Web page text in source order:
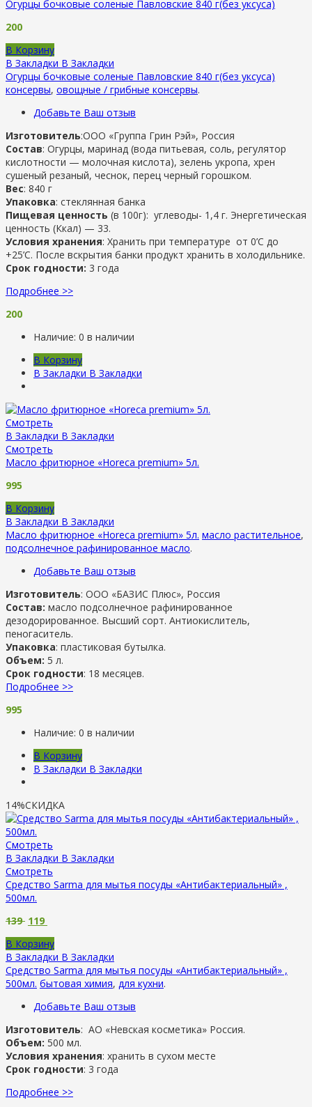
Огурцы бочковые соленые Павловские 840 г(без уксуса)
200
В Корзину
В Закладки В Закладки
Огурцы бочковые соленые Павловские 840 г(без уксуса)
консервы, овощные / грибные консервы.
Добавьте Ваш отзыв
Изготовитель:ООО «Группа Грин Рэй», Россия
Состав: Огурцы, маринад (вода питьевая, соль, регулятор
кислотности — молочная кислота), зелень укропа, хрен
сушеный резаный, чеснок, перец черный горошком.
Вес: 840 г
Упаковка: стеклянная банка
Пищевая ценность (в 100г): углеводы- 1,4 г. Энергетическая
ценность (Ккал) — 33.
Условия хранения: Хранить при температуре от 0’C до
+25’C. После вскрытия банки продукт хранить в холодильнике.
Срок годности: 3 года
Подробнее >>
200
Наличие: 0 в наличии
В Корзину
В Закладки В Закладки
Смотреть
В Закладки В Закладки
Смотреть
Масло фритюрное «Horeсa premium» 5л.
995
В Корзину
В Закладки В Закладки
Масло фритюрное «Horeсa premium» 5л. масло растительное,
подсолнечное рафинированное масло.
Добавьте Ваш отзыв
Изготовитель: ООО «БАЗИС Плюс», Россия
Состав: масло подсолнечное рафинированное
дезодорированное. Высший сорт. Антиокислитель,
пеногаситель.
Упаковка: пластиковая бутылка.
Объем: 5 л.
Срок годности: 18 месяцев.
Подробнее >>
995
Наличие: 0 в наличии
В Корзину
В Закладки В Закладки
14%СКИДКА
Смотреть
В Закладки В Закладки
Смотреть
Средство Sarma для мытья посуды «Антибактериальный» ,
500мл.
139 119
В Корзину
В Закладки В Закладки
Средство Sarma для мытья посуды «Антибактериальный» ,
500мл. бытовая химия, для кухни.
Добавьте Ваш отзыв
Изготовитель: АО «Невская косметика» Россия.
Объем: 500 мл.
Условия хранения: хранить в сухом месте
Срок годности: 3 года
Подробнее >>